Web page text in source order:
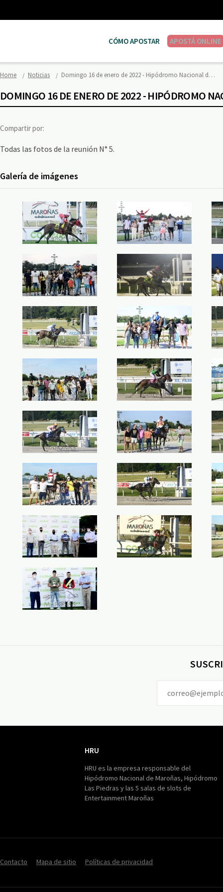
CÓMO APOSTAR APOSTÁ ONLINE
Home Noticias Domingo 16 de enero de 2022 - Hipódromo Nacional d…
DOMINGO 16 DE ENERO DE 2022 - HIPÓDROMO
Compartir por:
Todas las fotos de la reunión N° 5.
Galería de imágenes
HRU
HRU es la empresa responsable del
Hipódromo Nacional de Maroñas, Hipódromo
Las Piedras y las 5 salas de slots de
Entertainment Maroñas
Contacto Mapa de sitio Políticas de privacidad